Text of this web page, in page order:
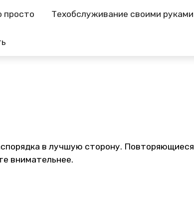
просто Техобслуживание своими руками
в лучшую сторону. Повторяющиеся
внимательнее.